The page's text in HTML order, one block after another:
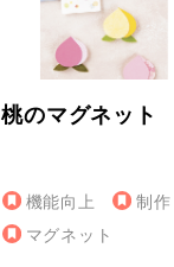
桃のマグネット
機能向上
制作
マグネット